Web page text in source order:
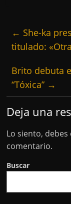
← She-ka
titulado:
Brito debuta
“Tóxica” →
Deja una
Lo siento, debes
comentario.
Buscar